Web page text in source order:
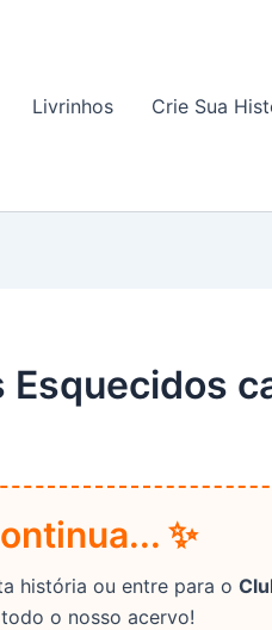
Livrinhos Crie Sua
Esquecidos
✨
história ou entre para o
o nosso acervo!